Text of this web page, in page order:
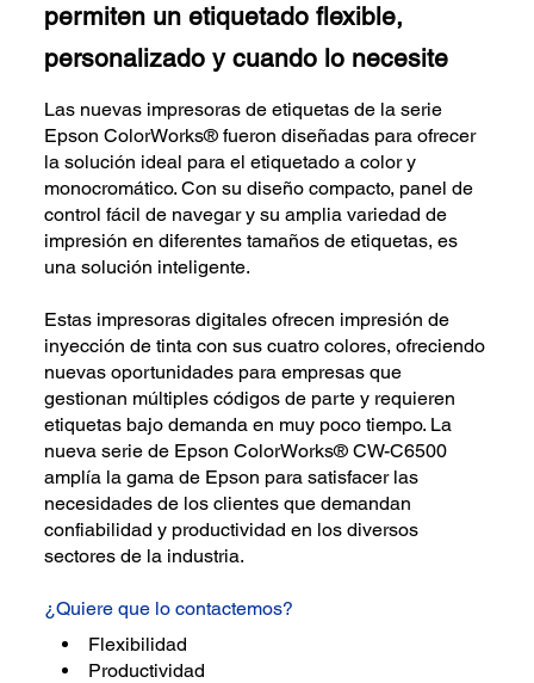
permiten un etiquetado flexible,
personalizado y cuando lo necesite
Las nuevas impresoras de etiquetas de la serie
Epson ColorWorks® fueron diseñadas para ofrecer
la solución ideal para el etiquetado a color y
monocromático. Con su diseño compacto, panel de
control fácil de navegar y su amplia variedad de
impresión en diferentes tamaños de etiquetas, es
una solución inteligente.
Estas impresoras digitales ofrecen impresión de
inyección de tinta con sus cuatro colores, ofreciendo
nuevas oportunidades para empresas que
gestionan múltiples códigos de parte y requieren
etiquetas bajo demanda en muy poco tiempo. La
nueva serie de Epson ColorWorks® CW-C6500
amplía la gama de Epson para satisfacer las
necesidades de los clientes que demandan
confiabilidad y productividad en los diversos
sectores de la industria.
¿Quiere que lo contactemos?
Flexibilidad
Productividad